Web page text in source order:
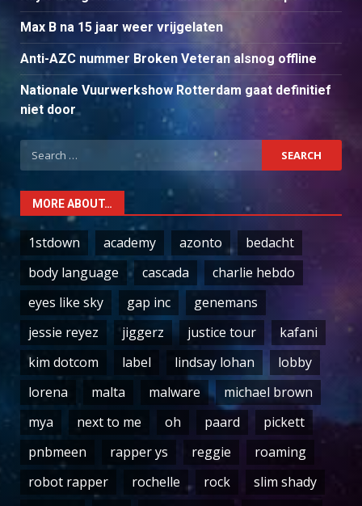
Max B na 15 jaar weer vrijgelaten
Anti-AZC nummer Broken Veteran alsnog offline
Nationale Vuurwerkshow Rotterdam gaat definitief
niet door
Search
for:
MORE ABOUT…
1stdown academy azonto
bedacht
body language
cascada
charlie hebdo
eyes like sky
gap inc
genemans
jessie reyez
jiggerz justice tour
kafani
kim dotcom
label lindsay lohan
lobby
lorena
malta malware
michael brown
mya
next to me oh paard
pickett
pnbmeen
rapper ys reggie
roaming
robot rapper
rochelle rock
slim shady